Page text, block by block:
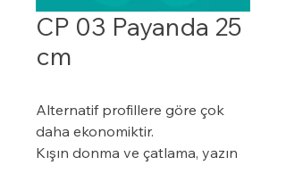
CP 03 Payanda 25
cm
Alternatif profillere göre çok
daha ekonomiktir.
Kışın donma ve çatlama, yazın